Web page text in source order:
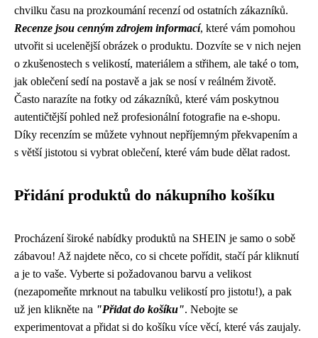
chvilku času na prozkoumání recenzí od ostatních zákazníků.
Recenze jsou cenným zdrojem informací, které vám pomohou
utvořit si ucelenější obrázek o produktu. Dozvíte se v nich nejen
o zkušenostech s velikostí, materiálem a střihem, ale také o tom,
jak oblečení sedí na postavě a jak se nosí v reálném životě.
Často narazíte na fotky od zákazníků, které vám poskytnou
autentičtější pohled než profesionální fotografie na e-shopu.
Díky recenzím se můžete vyhnout nepříjemným překvapením a
s větší jistotou si vybrat oblečení, které vám bude dělat radost.
Přidání produktů do nákupního košíku
Procházení široké nabídky produktů na SHEIN je samo o sobě
zábavou! Až najdete něco, co si chcete pořídit, stačí pár kliknutí
a je to vaše. Vyberte si požadovanou barvu a velikost
(nezapomeňte mrknout na tabulku velikostí pro jistotu!), a pak
už jen klikněte na "Přidat do košíku". Nebojte se
experimentovat a přidat si do košíku více věcí, které vás zaujaly.